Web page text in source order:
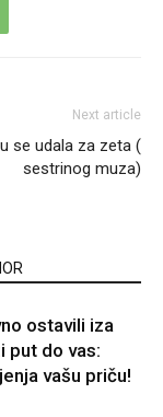
Next article
se udala za zeta (
sestrinog muza)
ostavili iza
put do vas:
vašu priču!